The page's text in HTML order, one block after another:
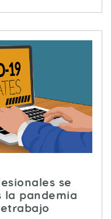
se
la pandemia